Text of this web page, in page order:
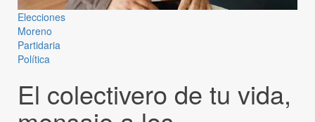
Elecciones
Moreno
Partidaria
Política
El colectivero de tu vida,